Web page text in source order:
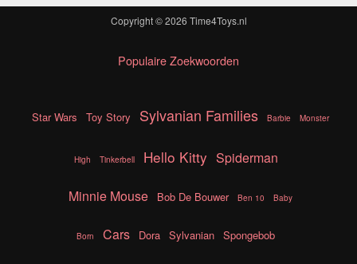
Copyright © 2026 Time4Toys.nl
Populaire Zoekwoorden
Star Wars Toy Story Sylvanian Families Barbie Monster
High Tinkerbell Hello Kitty Spiderman
Minnie Mouse Bob De Bouwer Ben 10 Baby
Born Cars Dora Sylvanian Spongebob